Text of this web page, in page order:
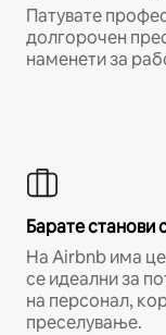
Патувате
долгорочен
наменети за
Барате станови
На Airbnb има
се идеални за
на персонал,
преселување.